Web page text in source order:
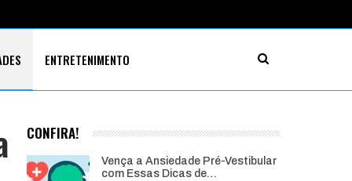
ENTRETENIMENTO
CONFIRA!
Vença a Ansiedade Pré-Vestibular
com Essas Dicas de…